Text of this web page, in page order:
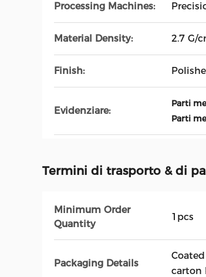
Processing Machines:
Material Density: 2.7 G/
Finish:
Evidenziare:
Parti
Parti
Termini di trasporto & di
Minimum Order
Quantity
1pcs
Packaging Details
carton